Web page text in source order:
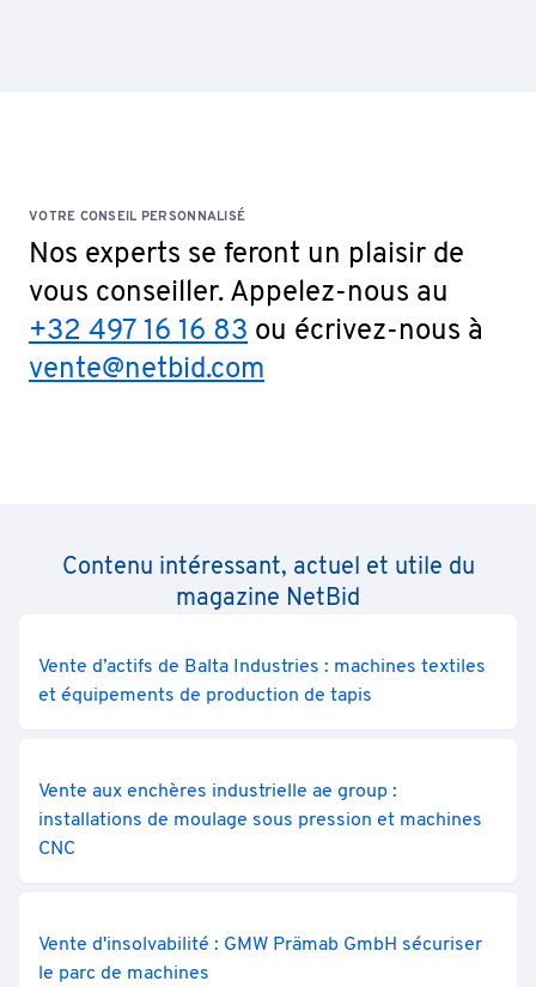
VOTRE CONSEIL PERSONNALISÉ
Nos experts se feront un plaisir de
vous conseiller. Appelez-nous au
+32 497 16 16 83 ou écrivez-nous à
vente@netbid.com
Contenu intéressant, actuel et utile du
magazine NetBid
Vente d’actifs de Balta Industries : machines textiles
et équipements de production de tapis
Vente aux enchères industrielle ae group :
installations de moulage sous pression et machines
CNC
Vente d'insolvabilité : GMW Prämab GmbH sécuriser
le parc de machines